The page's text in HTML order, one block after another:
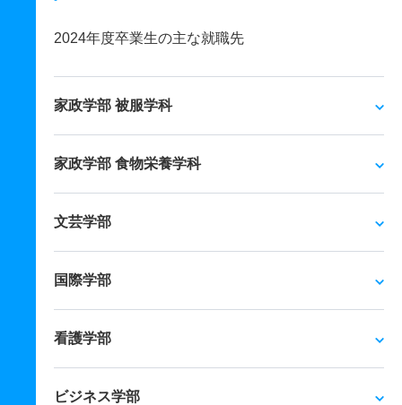
2024年度卒業生の主な就職先
家政学部 被服学科
家政学部 食物栄養学科
文芸学部
国際学部
看護学部
ビジネス学部